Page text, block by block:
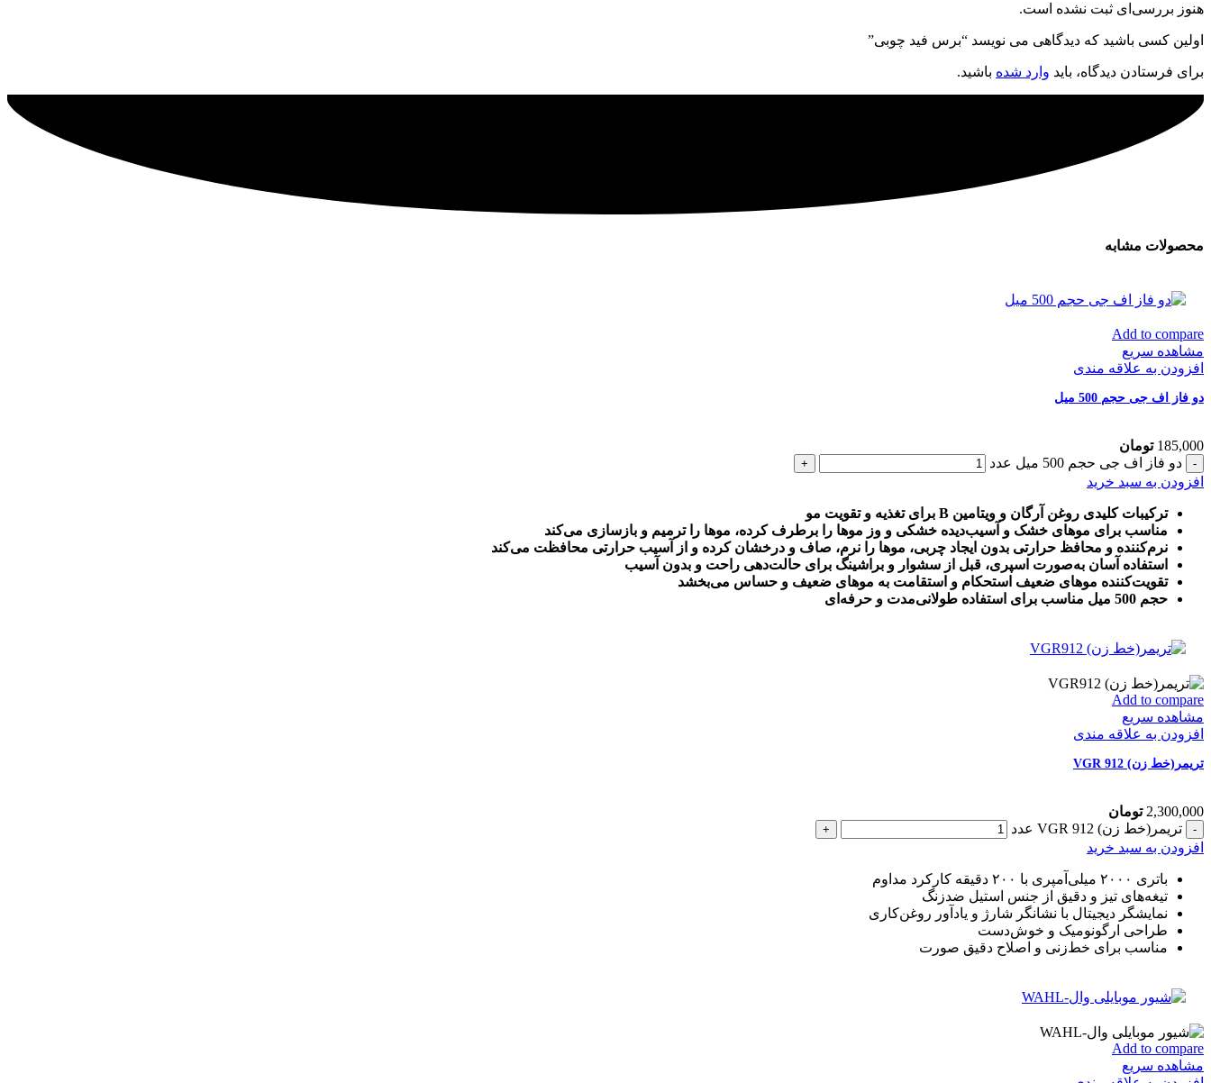
هنوز بررسی‌ای ثبت نشده است.
اولین کسی باشید که دیدگاهی می نویسد “برس فید چوبی”
برای فرستادن دیدگاه، باید وارد شده باشید.
محصولات مشابه
Add to compare
مشاهده سریع
افزودن به علاقه مندی
دو فاز اف جی حجم 500 میل
185,000 تومان
دو فاز اف جی حجم 500 میل عدد
افزودن به سبد خرید
ترکیبات کلیدی روغن آرگان و ویتامین B برای تغذیه و تقویت مو
مناسب برای موهای خشک و آسیب‌دیده خشکی و وز موها را برطرف کرده، موها را ترمیم و بازسازی می‌کند
نرم‌کننده و محافظ حرارتی بدون ایجاد چربی، موها را نرم، صاف و درخشان کرده و از آسیب حرارتی محافظت می‌کند
استفاده آسان به‌صورت اسپری، قبل از سشوار و براشینگ برای حالت‌دهی راحت و بدون آسیب
تقویت‌کننده موهای ضعیف استحکام و استقامت به موهای ضعیف و حساس می‌بخشد
حجم 500 میل مناسب برای استفاده طولانی‌مدت و حرفه‌ای
Add to compare
مشاهده سریع
افزودن به علاقه مندی
تریمر(خط زن) VGR 912
2,300,000 تومان
تریمر(خط زن) VGR 912 عدد
افزودن به سبد خرید
باتری ۲۰۰۰ میلی‌آمپری با ۲۰۰ دقیقه کارکرد مداوم
تیغه‌های تیز و دقیق از جنس استیل ضدزنگ
نمایشگر دیجیتال با نشانگر شارژ و یادآور روغن‌کاری
طراحی ارگونومیک و خوش‌دست
مناسب برای خط‌زنی و اصلاح دقیق صورت
Add to compare
مشاهده سریع